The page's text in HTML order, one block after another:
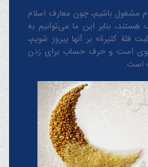
مشغول باشیم، چون معارف اسلام
بنابر این ما می‌توانیم به
فئة کثیرة» بر آنها پیروز شویم،
است و حرف حساب برای زدن
است.